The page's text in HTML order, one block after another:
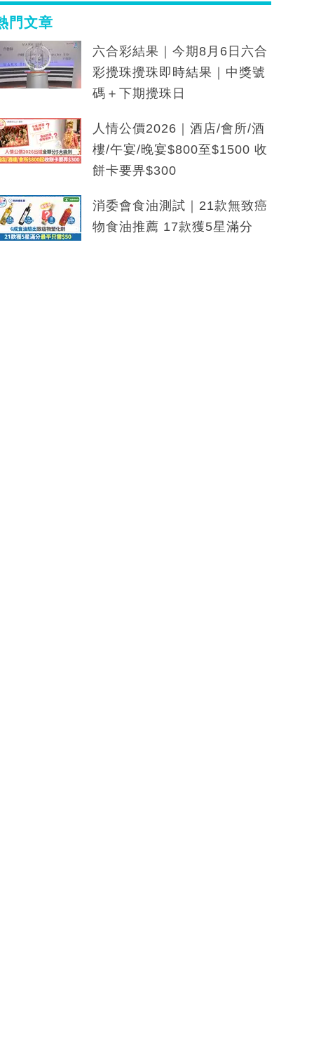
門文章
六合彩結果｜今期8月6日六合
彩攪珠攪珠即時結果｜中獎號
碼＋下期攪珠日
人情公價2026｜酒店/會所/酒
樓/午宴/晚宴$800至$1500 收
餅卡要畀$300
消委會食油測試｜21款無致癌
物食油推薦 17款獲5星滿分